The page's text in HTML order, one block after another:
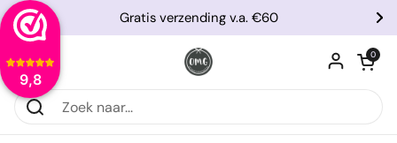
9,8
Ga naar content
Vorige
Gratis verzending v.a. €60
Menu openen
0